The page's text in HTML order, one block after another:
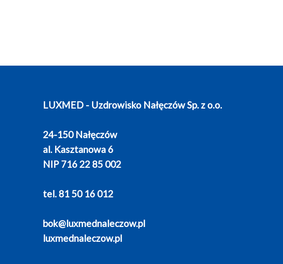
LUXMED - Uzdrowisko Nałęczów Sp. z o.o.
24-150 Nałęczów
al. Kasztanowa 6
NIP 716 22 85 002
tel. 81 50 16 012
bok@luxmednaleczow.pl
luxmednaleczow.pl